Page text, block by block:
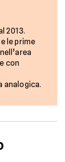
2013.
le prime
con
analogica.